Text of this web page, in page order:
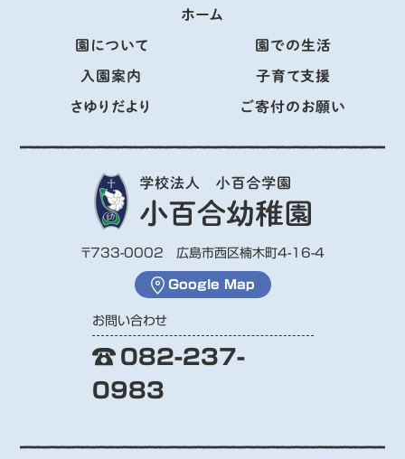
ホーム
園について 園での生活
入園案内 子育て支援
さゆりだより ご寄付のお願い
〒733-0002 広島市西区楠木町4-16-4
Google Map
お問い合わせ
082-237-
0983